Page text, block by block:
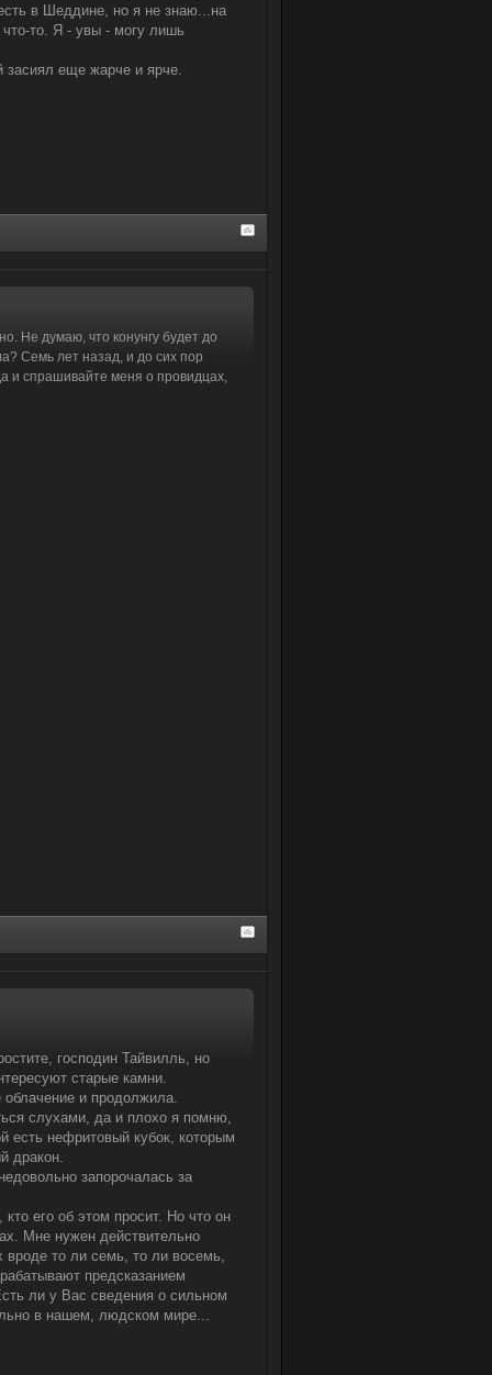
в Шеддине, но я не знаю...на
что-то. Я - увы - могу лишь
засиял еще жарче и ярче.
Не думаю, что конунгу будет до
Семь лет назад, и до сих пор
и спрашивайте меня о провидцах,
господин Тайвилль, но
старые камни.
и продолжила.
слухами, да и плохо я помню,
есть нефритовый кубок, которым
дракон.
запорочалась за
его об этом просит. Но что он
Мне нужен действительно
то ли семь, то ли восемь,
предсказанием
ли у Вас сведения о сильном
в нашем, людском мире...